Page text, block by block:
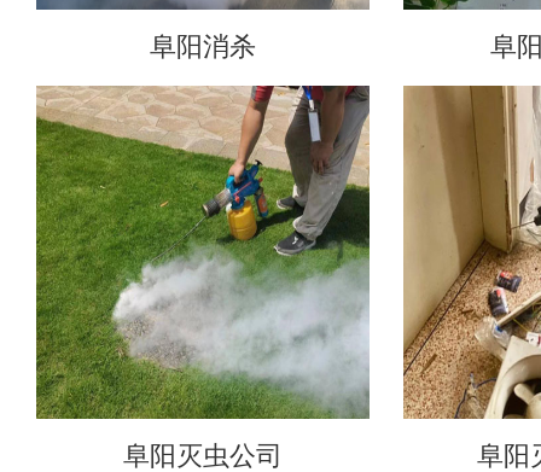
阜阳消杀 阜
阜阳灭虫公司 阜阳